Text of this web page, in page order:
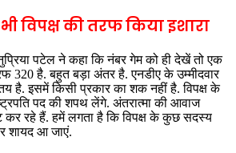
विपक्ष की तरफ किया इशारा
पटेल ने कहा कि नंबर गेम को ही देखें तो एक
320 है. बहुत बड़ा अंतर है. एनडीए के उम्मीदवार
है. इसमें किसी प्रकार का शक नहीं है. विपक्ष के
पद की शपथ लेंगे. अंतरात्मा की आवाज
कर रहे हैं. हमें लगता है कि विपक्ष के कुछ सदस्य
शायद आ जाएं.